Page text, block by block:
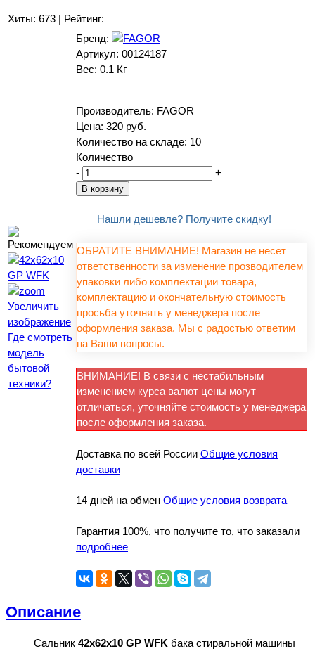
Хиты: 673 | Рейтинг:
Увеличить
изображение
Где смотреть
модель
бытовой
техники?
Бренд:
Артикул: 00124187
Вес: 0.1 Кг
Производитель: FAGOR
Цена: 320 руб.
Количество на складе: 10
Количество
-
+
Нашли дешевле? Получите скидку!
ОБРАТИТЕ ВНИМАНИЕ! Магазин не несет
ответственности за изменение прозводителем
упаковки либо комплектации товара,
комплектацию и окончательную стоимость
просьба уточнять у менеджера после
оформления заказа. Мы с радостью ответим
на Ваши вопросы.
ВНИМАНИЕ! В связи с нестабильным
изменением курса валют цены могут
отличаться, уточняйте стоимость у менеджера
после оформления заказа.
Доставка по всей России Общие условия
доставки
14 дней на обмен Общие условия возврата
Гарантия 100%, что получите то, что заказали
подробнее
Описание
Сальник 42x62x10 GP WFK бака стиральной машины